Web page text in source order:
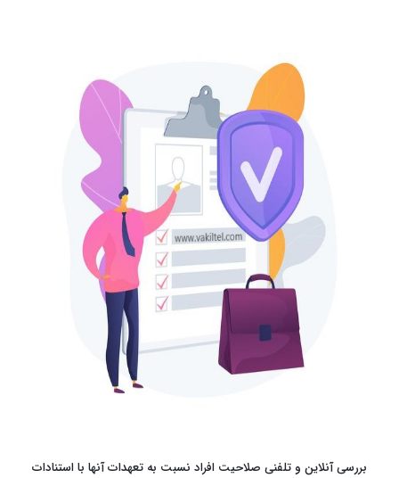
بررسی آنلاین و تلفنی صلاحیت افراد نسبت به تعهدات آنها با استنادات